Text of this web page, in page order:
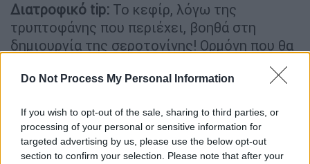
Do Not Process My Personal Information
If you wish to opt-out of the sale, sharing to third parties, or
processing of your personal or sensitive information for
targeted advertising by us, please use the below opt-out
section to confirm your selection. Please note that after your
∆ιατροφικό tip: Το κεφίρ, λόγω της
τρυπτοφάνης που περιέχει, βοηθά στη
δημιουργία της σεροτονίνης! Ορμόνη που θα
σας χρειαστεί αυτές τις μοναχικές ημέρες
που περνάτε, αφού είναι αντίπαλος της
2. Με φράουλες, μπανάνα, μέλι και
γάλα